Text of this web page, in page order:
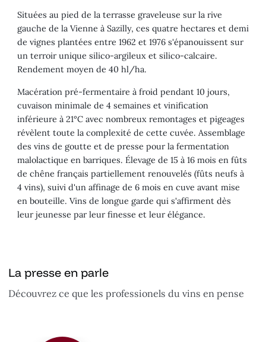
Situées au pied de la terrasse graveleuse sur la rive
gauche de la Vienne à Sazilly, ces quatre hectares et demi
de vignes plantées entre 1962 et 1976 s'épanouissent sur
un terroir unique silico-argileux et silico-calcaire.
Rendement moyen de 40 hl/ha.
Macération pré-fermentaire à froid pendant 10 jours,
cuvaison minimale de 4 semaines et vinification
inférieure à 21°C avec nombreux remontages et pigeages
révèlent toute la complexité de cette cuvée. Assemblage
des vins de goutte et de presse pour la fermentation
malolactique en barriques. Élevage de 15 à 16 mois en fûts
de chêne français partiellement renouvelés (fûts neufs à
4 vins), suivi d'un affinage de 6 mois en cuve avant mise
en bouteille. Vins de longue garde qui s'affirment dès
leur jeunesse par leur finesse et leur élégance.
La presse en parle
Découvrez ce que les professionels du vins en pense